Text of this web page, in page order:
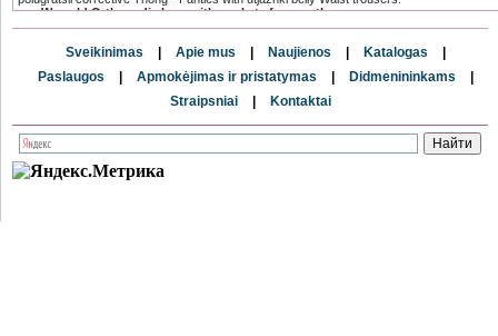
We sold Orthopedic bras with pockets for prostheses.
It does not visually different from the usual, and therefore indispensable for
The range has a compression and postoperative linen, which is specially
and postnatal underwear after surgery for creating a flat stomach.
Sveikinimas | Apie mus | Naujienos | Katalogas
|
Paslaugos
| Apmokėjimas ir pristatymas | Didmenininkams
|
Straipsniai
| Kontaktai